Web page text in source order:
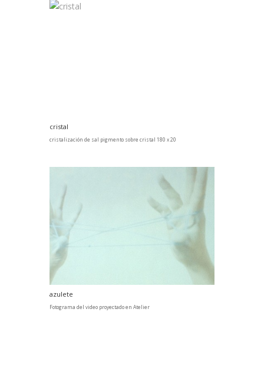
cristal
cristalización de sal pigmento sobre cristal 180 x 20
azulete
Fotograma del video proyectado en Atelier